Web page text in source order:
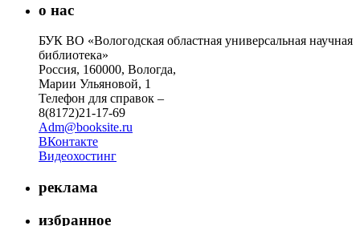
о нас
БУК ВО «Вологодская областная универсальная научная
библиотека»
Россия, 160000, Вологда,
Марии Ульяновой, 1
Телефон для справок –
8(8172)21-17-69
Adm@booksite.ru
ВКонтакте
Видеохостинг
реклама
избранное